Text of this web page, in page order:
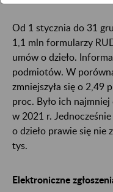
Od 1 stycznia do 31
1,1 mln formularzy
umów o dzieło.
podmiotów. W
zmniejszyła się o 2,49
proc. Było ich
w 2021 r.
o dzieło prawie się nie
tys.
Elektroniczne